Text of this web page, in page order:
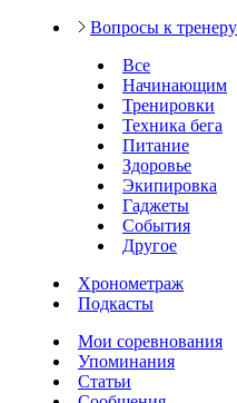
Вопросы к тренеру
Все
Начинающим
Тренировки
Техника бега
Питание
Здоровье
Экипировка
Гаджеты
События
Другое
Хронометраж
Подкасты
Мои соревнования
Упоминания
Статьи